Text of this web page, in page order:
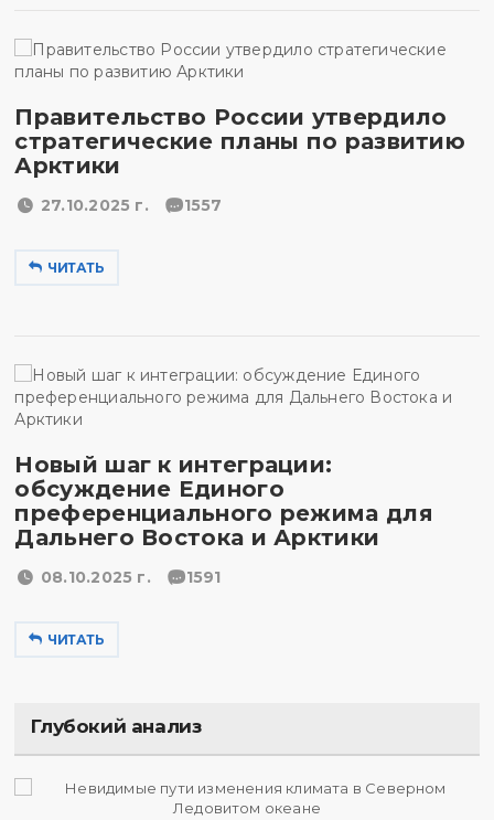
Правительство России утвердило
стратегические планы по развитию
Арктики
27.10.2025 г. 1557
ЧИТАТЬ
Новый шаг к интеграции:
обсуждение Единого
преференциального режима для
Дальнего Востока и Арктики
08.10.2025 г. 1591
ЧИТАТЬ
Глубокий анализ